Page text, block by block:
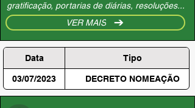
gratificação, portarias de diárias, resoluções...
VER MAIS
Data Tipo
03/07/2023 DECRETO NOMEAÇÃO